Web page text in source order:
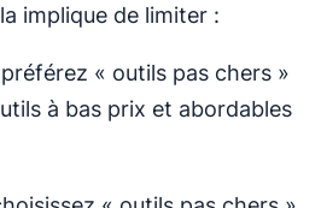
implique de limiter :
« outils pas chers »
à bas prix et abordables